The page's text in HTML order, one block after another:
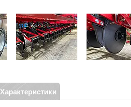
Характеристики